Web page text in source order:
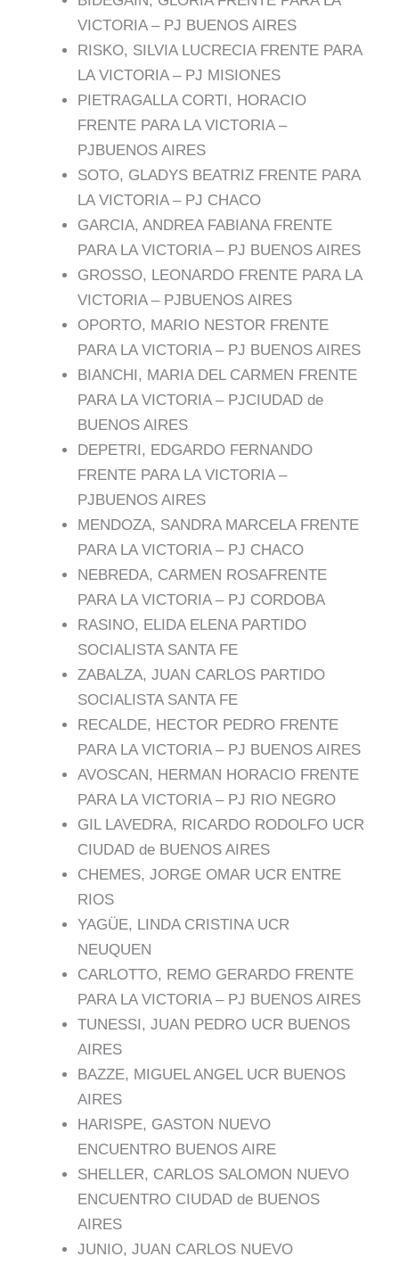
VICTORIA – PJ BUENOS AIRES
RISKO, SILVIA LUCRECIA FRENTE PARA
LA VICTORIA – PJ MISIONES
PIETRAGALLA CORTI, HORACIO
FRENTE PARA LA VICTORIA –
PJBUENOS AIRES
SOTO, GLADYS BEATRIZ FRENTE PARA
LA VICTORIA – PJ CHACO
GARCIA, ANDREA FABIANA FRENTE
PARA LA VICTORIA – PJ BUENOS AIRES
GROSSO, LEONARDO FRENTE PARA LA
VICTORIA – PJBUENOS AIRES
OPORTO, MARIO NESTOR FRENTE
PARA LA VICTORIA – PJ BUENOS AIRES
BIANCHI, MARIA DEL CARMEN FRENTE
PARA LA VICTORIA – PJCIUDAD de
BUENOS AIRES
DEPETRI, EDGARDO FERNANDO
FRENTE PARA LA VICTORIA –
PJBUENOS AIRES
MENDOZA, SANDRA MARCELA FRENTE
PARA LA VICTORIA – PJ CHACO
NEBREDA, CARMEN ROSAFRENTE
PARA LA VICTORIA – PJ CORDOBA
RASINO, ELIDA ELENA PARTIDO
SOCIALISTA SANTA FE
ZABALZA, JUAN CARLOS PARTIDO
SOCIALISTA SANTA FE
RECALDE, HECTOR PEDRO FRENTE
PARA LA VICTORIA – PJ BUENOS AIRES
AVOSCAN, HERMAN HORACIO FRENTE
PARA LA VICTORIA – PJ RIO NEGRO
GIL LAVEDRA, RICARDO RODOLFO UCR
CIUDAD de BUENOS AIRES
CHEMES, JORGE OMAR UCR ENTRE
RIOS
YAGÜE, LINDA CRISTINA UCR
NEUQUEN
CARLOTTO, REMO GERARDO FRENTE
PARA LA VICTORIA – PJ BUENOS AIRES
TUNESSI, JUAN PEDRO UCR BUENOS
AIRES
BAZZE, MIGUEL ANGEL UCR BUENOS
AIRES
HARISPE, GASTON NUEVO
ENCUENTRO BUENOS AIRE
SHELLER, CARLOS SALOMON NUEVO
ENCUENTRO CIUDAD de BUENOS
AIRES
JUNIO, JUAN CARLOS NUEVO